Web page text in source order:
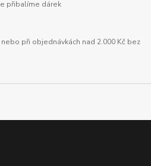
přibalíme dárek
při objednávkách nad 2.000 Kč bez